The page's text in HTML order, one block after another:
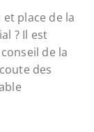
place de la
? Il est
de la
des